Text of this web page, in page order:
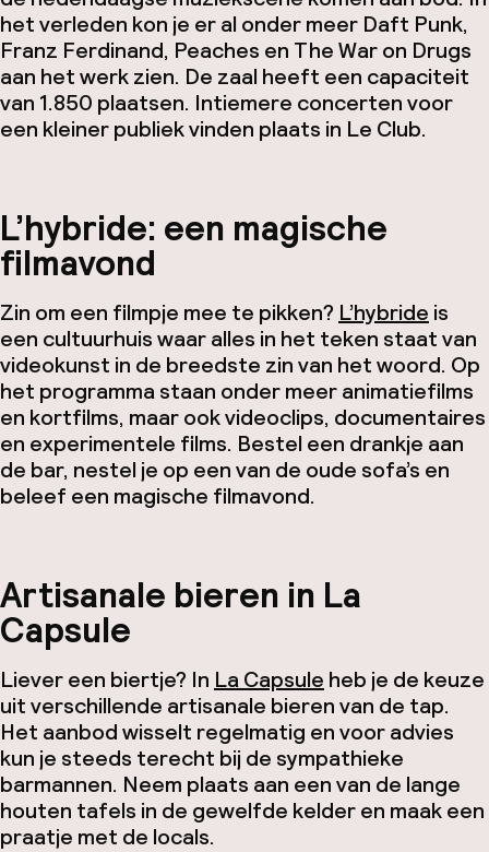
het verleden kon je er al onder meer Daft Punk,
Franz Ferdinand, Peaches en The War on Drugs
aan het werk zien. De zaal heeft een capaciteit
van 1.850 plaatsen. Intiemere concerten voor
een kleiner publiek vinden plaats in Le Club.
L’hybride: een magische
filmavond
Zin om een filmpje mee te pikken? L’hybride is
een cultuurhuis waar alles in het teken staat van
videokunst in de breedste zin van het woord. Op
het programma staan onder meer animatiefilms
en kortfilms, maar ook videoclips, documentaires
en experimentele films. Bestel een drankje aan
de bar, nestel je op een van de oude sofa’s en
beleef een magische filmavond.
Artisanale bieren in La
Capsule
Liever een biertje? In La Capsule heb je de keuze
uit verschillende artisanale bieren van de tap.
Het aanbod wisselt regelmatig en voor advies
kun je steeds terecht bij de sympathieke
barmannen. Neem plaats aan een van de lange
houten tafels in de gewelfde kelder en maak een
praatje met de locals.